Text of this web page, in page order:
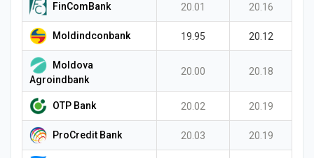
FinComBank 20.01 20.16
Moldindconbank 19.95 20.12
Moldova
Agroindbank
20.00 20.18
OTP Bank 20.02 20.19
ProCredit Bank 20.03 20.19